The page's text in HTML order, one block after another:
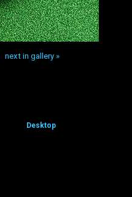
next in gallery »
Desktop